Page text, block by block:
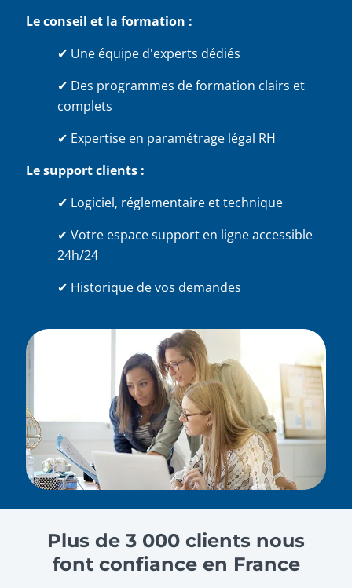
Le conseil et la formation :
✔ Une équipe d'experts dédiés
✔ Des programmes de formation clairs et
complets
✔ Expertise en paramétrage légal RH
Le support clients :
✔ Logiciel, réglementaire et technique
✔ Votre espace support en ligne accessible
24h/24
✔ Historique de vos demandes
Plus de 3 000 clients nous
font confiance en France